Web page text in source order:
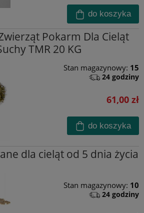
do koszyka
Pokarm Dla Cieląt
TMR 20 KG
Stan magazynowy: 15
24 godziny
61,00 zł
do koszyka
dla cieląt od 5 dnia życia
Stan magazynowy: 10
24 godziny